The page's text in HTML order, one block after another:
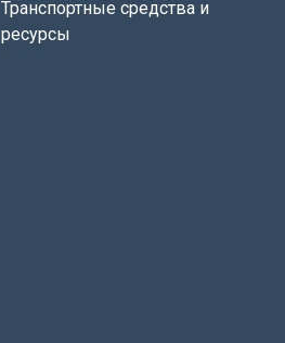
Транспортные средства и
ресурсы